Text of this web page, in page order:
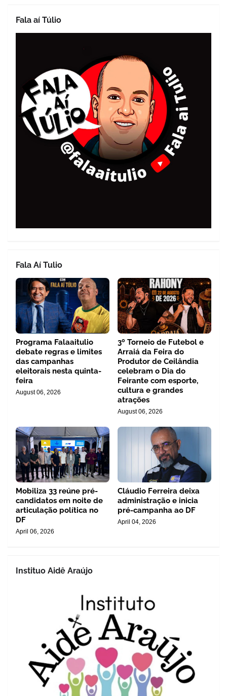
Fala aí Túlio
Fala Aí Tulio
Programa Falaaitulio
debate regras e limites
das campanhas
eleitorais nesta quinta-
feira
August 06, 2026
3º Torneio de Futebol e
Arraiá da Feira do
Produtor de Ceilândia
celebram o Dia do
Feirante com esporte,
cultura e grandes
atrações
August 06, 2026
Mobiliza 33 reúne pré-
candidatos em noite de
articulação política no
DF
April 06, 2026
Cláudio Ferreira deixa
administração e inicia
pré-campanha ao DF
April 04, 2026
Instituo Aidê Araújo